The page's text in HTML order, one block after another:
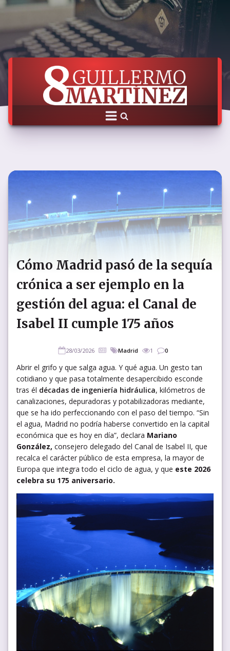
Cómo Madrid pasó de la sequía
crónica a ser ejemplo en la
gestión del agua: el Canal de
Isabel II cumple 175 años
28/03/2026 Madrid 1 0
Abrir el grifo y que salga agua. Y qué agua. Un gesto tan
cotidiano y que pasa totalmente desapercibido esconde
tras él décadas de ingeniería hidráulica, kilómetros de
canalizaciones, depuradoras y potabilizadoras mediante,
que se ha ido perfeccionando con el paso del tiempo. “Sin
el agua, Madrid no podría haberse convertido en la capital
económica que es hoy en día”, declara Mariano
González, consejero delegado del Canal de Isabel II, que
recalca el carácter público de esta empresa, la mayor de
Europa que integra todo el ciclo de agua, y que este 2026
celebra su 175 aniversario.